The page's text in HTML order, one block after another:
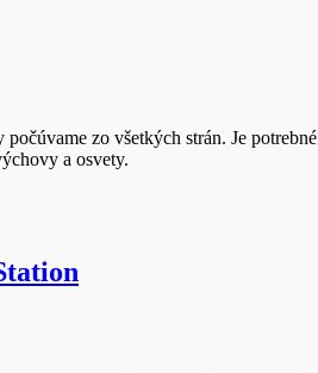
zo všetkých strán. Je
a osvety.